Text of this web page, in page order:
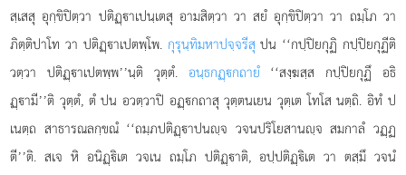
สฺเสสุ อุกฺขิปิตฺวา ปติฏฺาเปนฺเตสุ อามสิตฺวา วา สยํ อุกฺขิปิตฺวา วา ถมฺโภ วา
ภิตฺติปาโท วา ปติฏฺาเปตพฺโพ. กุรุนฺทิมหาปจฺจรีสุ ปน ‘‘กปฺปิยกุฏิ กปฺปิยกุฏีติ
วตฺวา ปติฏฺาเปตพฺพ’’นฺติ วุตฺตํ. อนฺธกฏฺกถายํ‘‘สงฺฆสฺส กปฺปิยกุฏึ อธิ
ฏฺามี’’ติ วุตฺตํ, ตํ ปน อวตฺวาปิ อฏฺกถาสุ วุตฺตนเยน วุตฺเต โทโส นตฺถิ. อิทํ ป
เนตฺถ สาธารณลกฺขณํ ‘‘ถมฺภปติฏฺาปนฺจ วจนปริโยสานฺจ สมกาลํ วฏฺฏ
ตี’’ติ. สเจ หิ อนิฏฺิเต วจเน ถมฺโภ ปติฏฺาติ, อปฺปติฏฺิเต วา ตสฺมึ วจนํ